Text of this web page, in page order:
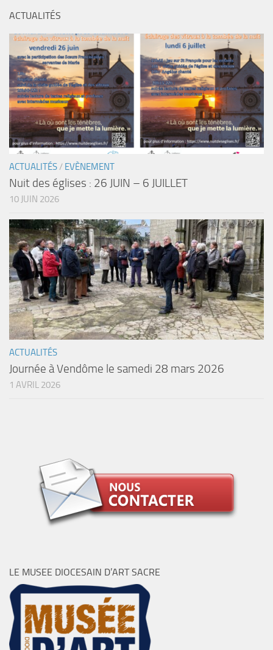
ACTUALITÉS
ACTUALITÉS/ EVÈNEMENT
Nuit des églises : 26 JUIN – 6 JUILLET
10 JUIN 2026
ACTUALITÉS
Journée à Vendôme le samedi 28 mars 2026
1 AVRIL 2026
LE MUSEE DIOCESAIN D’ART SACRE